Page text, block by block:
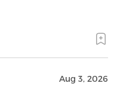
Aug 3, 2026